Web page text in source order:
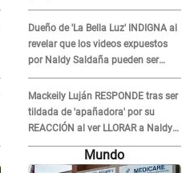
Dueño de 'La Bella Luz' INDIGNA al
revelar que los videos expuestos
por Naldy Saldaña pueden ser
EDITADOS: "Yo tengo sus dos
visitas..."
Mackeily Luján RESPONDE tras ser
tildada de 'apañadora' por su
REACCIÓN al ver LLORAR a Naldy
Saldaña tras acoso: "No sabía la
Mundo